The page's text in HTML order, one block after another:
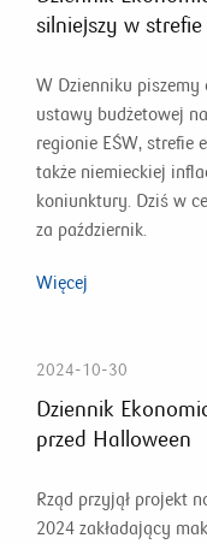
silniejszy w strefie
W Dzienniku piszemy
ustawy budżetowej
regionie EŚW, strefie
także niemieckiej
koniunktury. Dziś w
za październik.
Więcej
2024-10-30
Dziennik
przed Halloween
Rząd przyjął projekt
2024 zakładający